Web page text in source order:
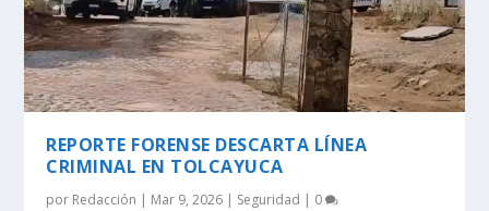
REPORTE FORENSE DESCARTA LÍNEA
CRIMINAL EN TOLCAYUCA
por Redacción | Mar 9, 2026 | Seguridad | 0